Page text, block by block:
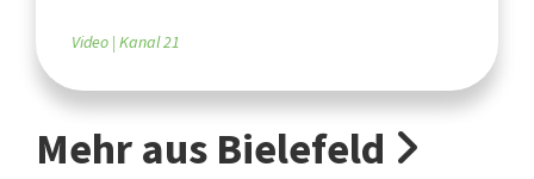
Video Kanal 21
Mehr aus Bielefeld